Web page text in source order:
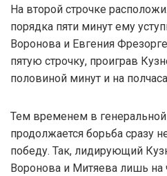
На второй строчке
порядка пяти минут ему
Воронова и Евгения
пятую строчку, проиграв
половиной минут и на
Тем временем в
продолжается борьба сразу
победу. Так, лидирующий
Воронова и Митяева лишь